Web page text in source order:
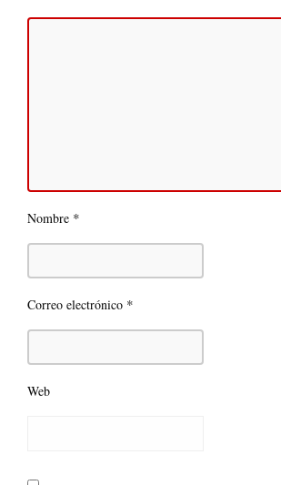
Nombre *
Correo electrónico *
Web